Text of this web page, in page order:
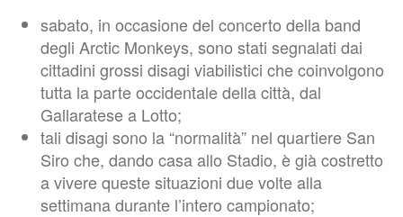
sabato, in occasione del concerto della band
degli Arctic Monkeys, sono stati segnalati dai
cittadini grossi disagi viabilistici che coinvolgono
tutta la parte occidentale della città, dal
Gallaratese a Lotto;
tali disagi sono la “normalità” nel quartiere San
Siro che, dando casa allo Stadio, è già costretto
a vivere queste situazioni due volte alla
settimana durante l’intero campionato;